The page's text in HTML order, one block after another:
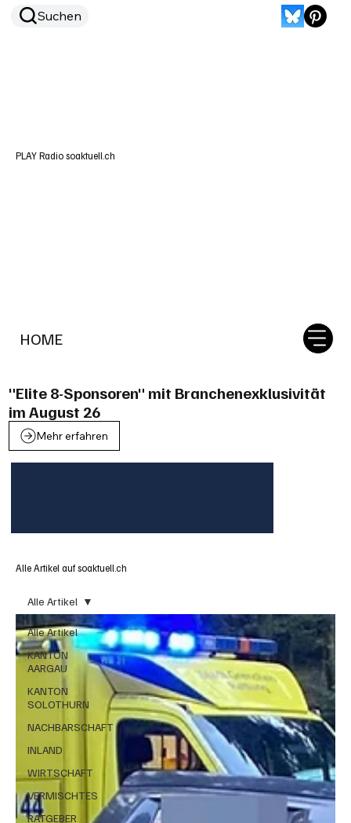
HOME
Suchen
PLAY Radio soaktuell.ch
"Elite 8-Sponsoren" mit Branchenexklusivität
im August 26
Mehr erfahren
Alle Artikel auf soaktuell.ch
Alle Artikel
KANTON
AARGAU
KANTON
SOLOTHURN
NACHBARSCHAFT
INLAND
WIRTSCHAFT
VERMISCHTES
RATGEBER
Alle Artikel